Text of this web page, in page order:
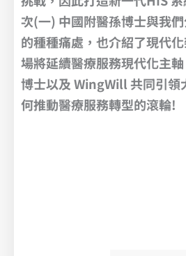
次(一) 中國附醫孫博士與我
的種種痛處，也介紹了現代
場將延續醫療服務現代化主
博士以及 WingWill 共同引領
何推動醫療服務轉型的滾輪!